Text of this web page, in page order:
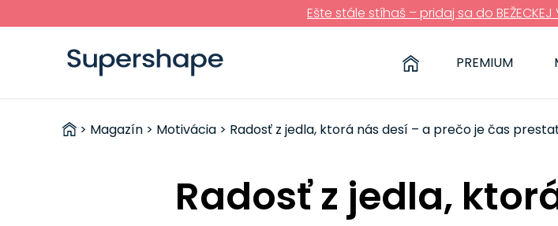
Ešte stále stíhaš – pridaj sa do
PREMIUM
ZDRAVÉ
> Magazín > Motivácia > Radosť z jedla, ktorá nás desí – a prečo je čas
Radosť z jedla,